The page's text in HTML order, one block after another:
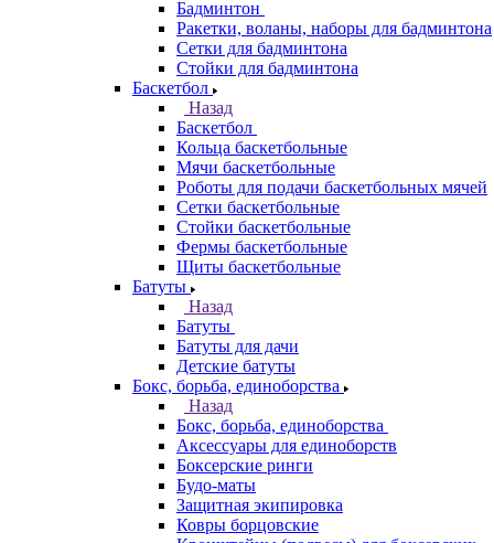
Бадминтон
Ракетки, воланы, наборы для бадминтона
Сетки для бадминтона
Стойки для бадминтона
Баскетбол
Назад
Баскетбол
Кольца баскетбольные
Мячи баскетбольные
Роботы для подачи баскетбольных мячей
Сетки баскетбольные
Стойки баскетбольные
Фермы баскетбольные
Щиты баскетбольные
Батуты
Назад
Батуты
Батуты для дачи
Детские батуты
Бокс, борьба, единоборства
Назад
Бокс, борьба, единоборства
Аксессуары для единоборств
Боксерские ринги
Будо-маты
Защитная экипировка
Ковры борцовские